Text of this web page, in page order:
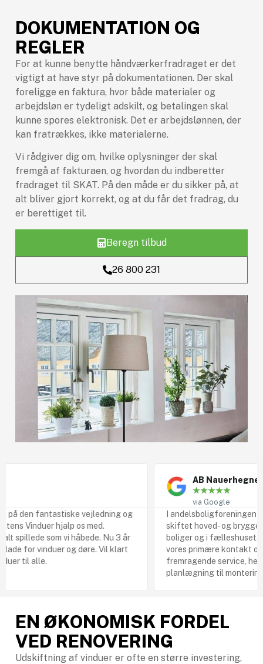
DOKUMENTATION OG
REGLER
For at kunne benytte håndværkerfradraget er det
vigtigt at have styr på dokumentationen. Der skal
foreligge en faktura, hvor både materialer og
arbejdsløn er tydeligt adskilt, og betalingen skal
kunne spores elektronisk. Det er arbejdslønnen, der
kan fratrækkes, ikke materialerne.
Vi rådgiver dig om, hvilke oplysninger der skal
fremgå af fakturaen, og hvordan du indberetter
fradraget til SKAT. På den måde er du sikker på, at
alt bliver gjort korrekt, og at du får det fradrag, du
er berettiget til.
Beregn tilbud
26 800 231
fantastiske vejledning og
hjalp os med.
som vi håbede. Nu 3 år
vinduer og døre. Vil klart
alle.
AB Nauerhegnet
★★★ ★★
via Google
I andelsboligforeningen AB
skiftet hoved- og bryggersdør,
boliger og i fælleshuset.
vores primære kontakt og
fremragende service, hele
planlægning til monteringen.
EN ØKONOMISK FORDEL
VED RENOVERING
Udskiftning af vinduer er ofte en større investering,